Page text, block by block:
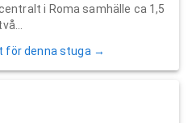
i Roma samhälle ca 1,5
för denna stuga →